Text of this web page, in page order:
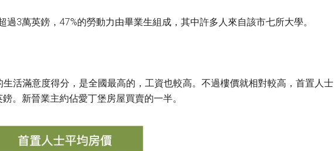
過3萬英鎊，47%的勞動力由畢業生組成，其中許多人來自該市七所大學。
活滿意度得分，是全國最高的，工資也較高。不過樓價就相對較高，首置人士
。新晉業主約佔愛丁堡房屋買賣的一半。